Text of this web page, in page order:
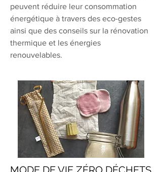
peuvent réduire leur consommation
énergétique à travers des eco-gestes
ainsi que des conseils sur la rénovation
thermique et les énergies
renouvelables.